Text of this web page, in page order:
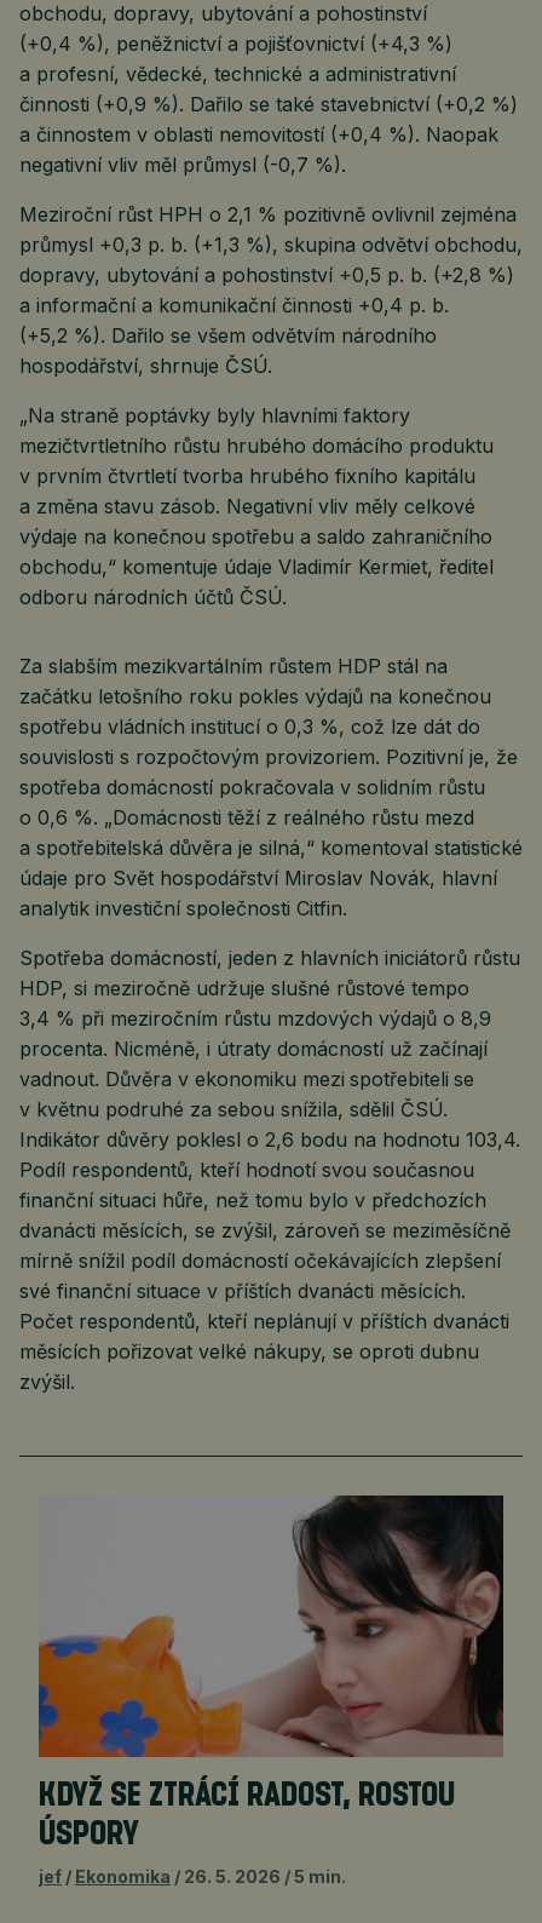
obchodu, dopravy, ubytování a pohostinství
(+0,4 %), peněžnictví a pojišťovnictví (+4,3 %)
a profesní, vědecké, technické a administrativní
činnosti (+0,9 %). Dařilo se také stavebnictví (+0,2 %)
a činnostem v oblasti nemovitostí (+0,4 %). Naopak
negativní vliv měl průmysl (-0,7 %).
Meziroční růst HPH o 2,1 % pozitivně ovlivnil zejména
průmysl +0,3 p. b. (+1,3 %), skupina odvětví obchodu,
dopravy, ubytování a pohostinství +0,5 p. b. (+2,8 %)
a informační a komunikační činnosti +0,4 p. b.
(+5,2 %). Dařilo se všem odvětvím národního
hospodářství, shrnuje ČSÚ.
„Na straně poptávky byly hlavními faktory
mezičtvrtletního růstu hrubého domácího produktu
v prvním čtvrtletí tvorba hrubého fixního kapitálu
a změna stavu zásob. Negativní vliv měly celkové
výdaje na konečnou spotřebu a saldo zahraničního
obchodu,“ komentuje údaje Vladimír Kermiet, ředitel
odboru národních účtů ČSÚ.
Za slabším mezikvartálním růstem HDP stál na
začátku letošního roku pokles výdajů na konečnou
spotřebu vládních institucí o 0,3 %, což lze dát do
souvislosti s rozpočtovým provizoriem. Pozitivní je, že
spotřeba domácností pokračovala v solidním růstu
o 0,6 %. „Domácnosti těží z reálného růstu mezd
a spotřebitelská důvěra je silná,“ komentoval statistické
údaje pro Svět hospodářství Miroslav Novák, hlavní
analytik investiční společnosti Citfin.
Spotřeba domácností, jeden z hlavních iniciátorů růstu
HDP, si meziročně udržuje slušné růstové tempo
3,4 % při meziročním růstu mzdových výdajů o 8,9
procenta. Nicméně, i útraty domácností už začínají
vadnout. Důvěra v ekonomiku mezi spotřebiteli se
v květnu podruhé za sebou snížila, sdělil ČSÚ.
Indikátor důvěry poklesl o 2,6 bodu na hodnotu 103,4.
Podíl respondentů, kteří hodnotí svou současnou
finanční situaci hůře, než tomu bylo v předchozích
dvanácti měsících, se zvýšil, zároveň se meziměsíčně
mírně snížil podíl domácností očekávajících zlepšení
své finanční situace v příštích dvanácti měsících.
Počet respondentů, kteří neplánují v příštích dvanácti
měsících pořizovat velké nákupy, se oproti dubnu
zvýšil.
KDYŽ SE ZTRÁCÍ RADOST, ROSTOU
ÚSPORY
jef Ekonomika 26. 5. 2026 5 min.